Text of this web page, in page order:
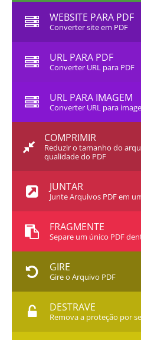
WEBSITE PARA PDF
Converter site em PDF
URL PARA PDF
Converter URL para PDF
URL PARA IMAGEM
Converter URL para
COMPRIMIR
Reduzir o tamanho do
qualidade do PDF
JUNTAR
Junte Arquivos PDF em
FRAGMENTE
Separe um único PDF
GIRE
Gire o Arquivo PDF
DESTRAVE
Remova a proteção por